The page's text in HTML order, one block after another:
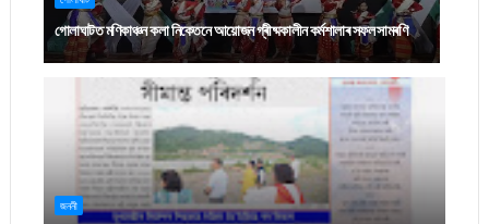
গোলাঘাটত মণিকাঞ্চন কলা নিকেতনে আয়োজন গ্ৰীষ্মকালীন কৰ্মশালাৰ সফল সামৰণি
জননী